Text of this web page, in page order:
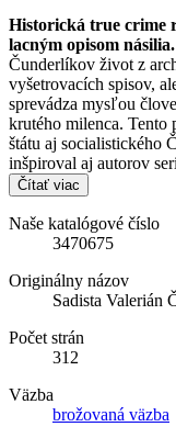
Historická true crime
lacným opisom násilia.
Čunderlíkov život z
vyšetrovacích spisov,
sprevádza mysľou
krutého milenca. Tento
štátu aj socialistického
inšpiroval aj autorov
Čítať viac
Naše katalógové číslo
3470675
Originálny názov
Sadista Valerián
Počet strán
312
Väzba
brožovaná väzba